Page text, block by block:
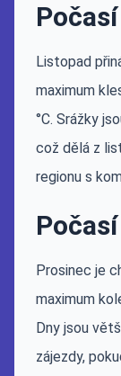
Listopad
maximum
°C. Srážky
což dělá z
regionu s
Prosinec je
maximum
Dny jsou
zájezdy,